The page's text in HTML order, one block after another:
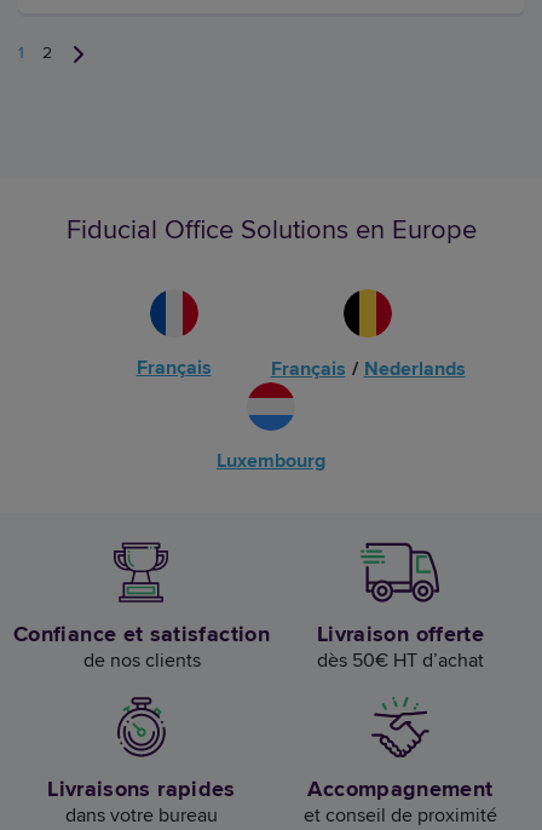
1 2
Fiducial Office Solutions en Europe
Français Français / Nederlands
Luxembourg
Confiance et satisfaction
de nos clients
Livraison offerte
dès 50€ HT d’achat
Livraisons rapides
dans votre bureau
Accompagnement
et conseil de proximité